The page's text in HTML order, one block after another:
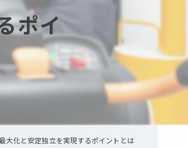
ポイ
大化と安定独立を実現するポイントとは